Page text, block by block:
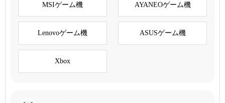
MSIゲーム機 AYANEOゲーム機
Lenovoゲーム機 ASUSゲーム機
Xbox